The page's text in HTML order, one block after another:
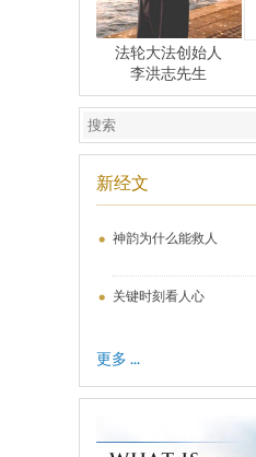
法轮大法创始人
李洪志先生
新经文
神韵为什么能救人
关键时刻看人心
更多 ...